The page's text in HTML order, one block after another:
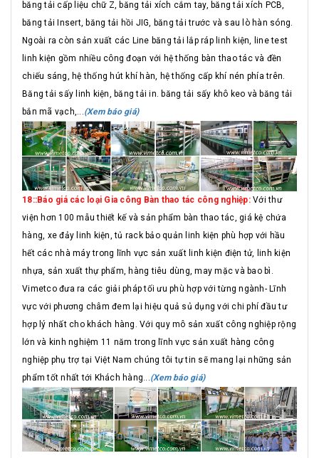
băng tải cấp liệu chữ Z, băng tải xích cắm tay, băng tải xích PCB,
băng tải Insert, băng tải hồi JIG, băng tải trước và sau lò hàn sóng.
Ngoài ra còn sản xuất các Line băng tải lắp ráp linh kiện, line test
linh kiện gồm nhiều công đoạn với hệ thống bàn thao tác và đền
chiếu sáng, hệ thống hút khí hàn, hệ thống cấp khí nén phía trên.
Băng tải sấy linh kiện, băng tải in. băng tải sấy khô keo và băng tải
bắn mã vạch,... (Xem báo giá)
18::Báo giá các loại Gia công Bàn thao tác công nghiệp: Với thư
viện hơn 100 mẫu thiết kế và sản phẩm bàn thao tác, giá kệ chứa
hàng, xe đảy linh kiện, tủ rack bảo quản linh kiện phù hợp với hầu
hết các nhà máy trong lĩnh vực sản xuất linh kiện điện tử, linh kiện
nhựa, sản xuất thự phẩm, hàng tiêu dùng, may mặc và bao bì.
Vimetco đưa ra các giải pháp tối ưu phù hợp với từng ngành- Lĩnh
vực với phương châm đem lại hiệu quả sủ dụng với chi phí đầu tư
hợp lý nhất cho khách hàng. Với quy mô sản xuất công nghiệp rộng
lớn và kinh nghiệm 11 năm trong lĩnh vực sản xuất hàng công
nghiệp phụ trợ tại Việt Nam chúng tôi tự tin sẽ mang lại những sản
phẩm tốt nhất tới Khách hàng... (Xem báo giá)